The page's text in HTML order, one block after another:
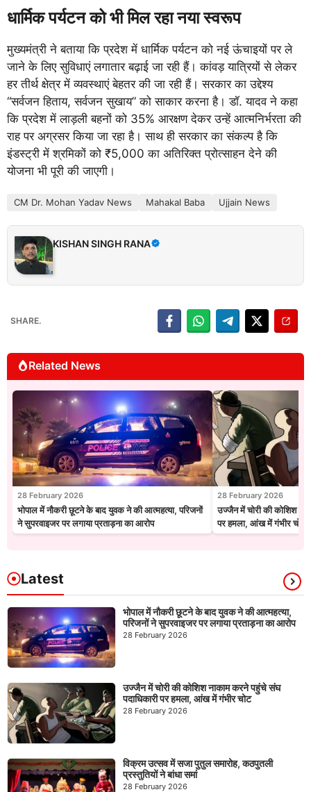
धार्मिक पर्यटन को भी मिल रहा नया स्वरूप
मुख्यमंत्री ने बताया कि प्रदेश में धार्मिक पर्यटन को नई ऊंचाइयों पर ले
जाने के लिए सुविधाएं लगातार बढ़ाई जा रही हैं। कांवड़ यात्रियों से लेकर
हर तीर्थ क्षेत्र में व्यवस्थाएं बेहतर की जा रही हैं। सरकार का उद्देश्य
“सर्वजन हिताय, सर्वजन सुखाय” को साकार करना है। डॉ. यादव ने कहा
कि प्रदेश में लाड़ली बहनों को 35% आरक्षण देकर उन्हें आत्मनिर्भरता की
राह पर अग्रसर किया जा रहा है। साथ ही सरकार का संकल्प है कि
इंडस्ट्री में श्रमिकों को ₹5,000 का अतिरिक्त प्रोत्साहन देने की
योजना भी पूरी की जाएगी।
CM Dr. Mohan Yadav News Mahakal Baba Ujjain News
KISHAN SINGH RANA
SHARE.
Related News
28 February 2026
भोपाल में नौकरी छूटने के बाद युवक ने की आत्महत्या, परिजनों
ने सुपरवाइजर पर लगाया प्रताड़ना का आरोप
28 February 2026
उज्जैन में चोरी की कोशिश
पर हमला, आंख में गंभीर चोट
Latest
भोपाल में नौकरी छूटने के बाद युवक ने की आत्महत्या,
परिजनों ने सुपरवाइजर पर लगाया प्रताड़ना का आरोप
28 February 2026
उज्जैन में चोरी की कोशिश नाकाम करने पहुंचे संघ
पदाधिकारी पर हमला, आंख में गंभीर चोट
28 February 2026
विक्रम उत्सव में सजा पुतुल समारोह, कठपुतली
प्रस्तुतियों ने बांधा समां
28 February 2026